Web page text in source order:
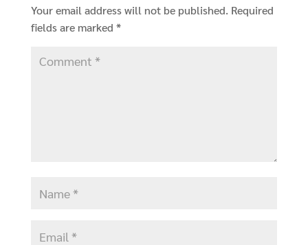
Your email address will not be published. Required
fields are marked *